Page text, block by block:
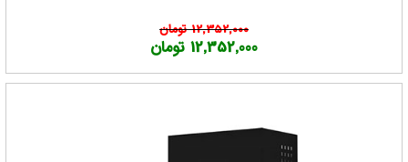
12,352,000 تومان
12,352,000 تومان